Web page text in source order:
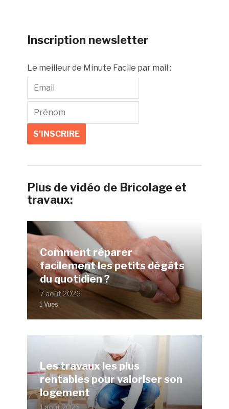
Inscription newsletter
Le meilleur de Minute Facile par mail :
Plus de vidéo de Bricolage et
travaux:
Comment réparer
facilement les petits dégâts
du quotidien ?
7 août 2026
1 Vues
Les travaux les plus
rentables pour valoriser son
logement